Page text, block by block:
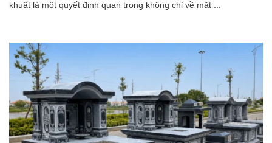
khuất là một quyết định quan trọng không chỉ về mặt ...